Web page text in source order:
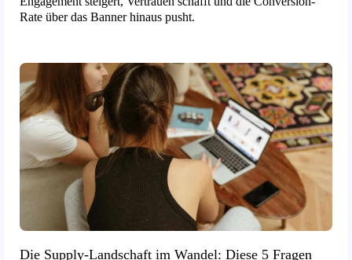
Rate über das Banner hinaus pusht.
Die Supply-Landschaft im Wandel: Diese 5 Fragen